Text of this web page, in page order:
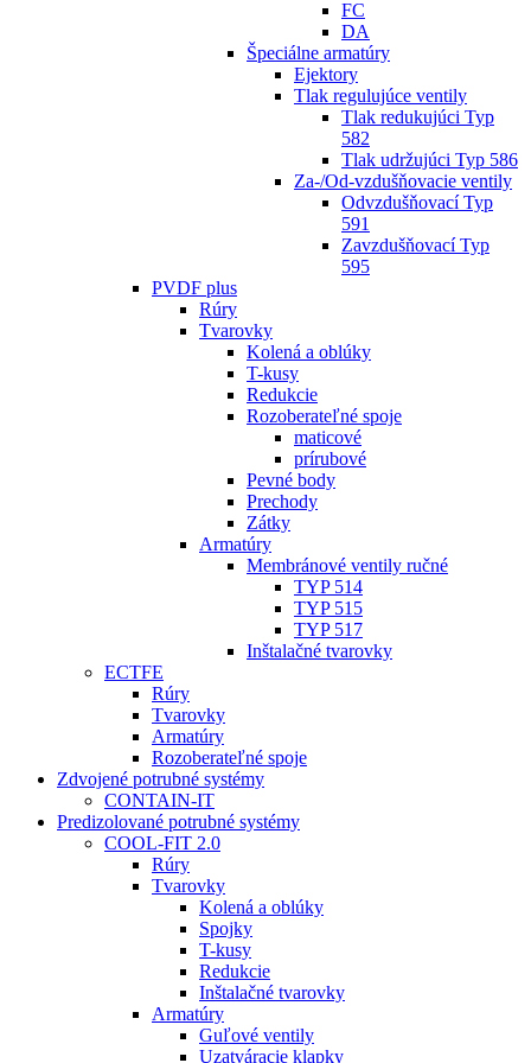
FC
DA
Špeciálne armatúry
Ejektory
Tlak regulujúce ventily
Tlak redukujúci Typ
582
Tlak udržujúci Typ 586
Za-/Od-vzdušňovacie ventily
Odvzdušňovací Typ
591
Zavzdušňovací Typ
595
PVDF plus
Rúry
Tvarovky
Kolená a oblúky
T-kusy
Redukcie
Rozoberateľné spoje
maticové
prírubové
Pevné body
Prechody
Zátky
Armatúry
Membránové ventily ručné
TYP 514
TYP 515
TYP 517
Inštalačné tvarovky
ECTFE
Rúry
Tvarovky
Armatúry
Rozoberateľné spoje
Zdvojené potrubné systémy
CONTAIN-IT
Predizolované potrubné systémy
COOL-FIT 2.0
Rúry
Tvarovky
Kolená a oblúky
Spojky
T-kusy
Redukcie
Inštalačné tvarovky
Armatúry
Guľové ventily
Uzatváracie klapky